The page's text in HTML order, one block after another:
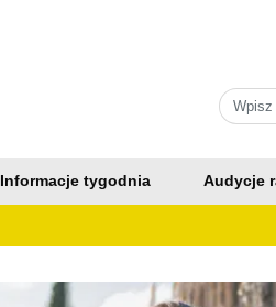
Informacje tygodnia Audycje